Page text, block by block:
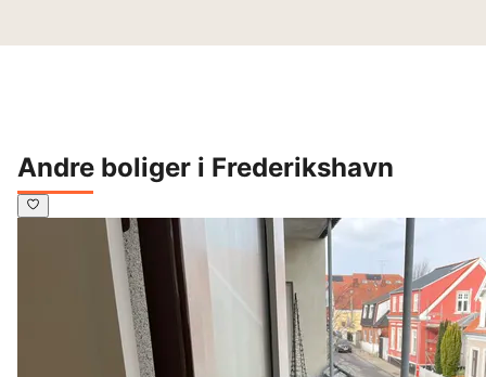
Andre boliger i Frederikshavn